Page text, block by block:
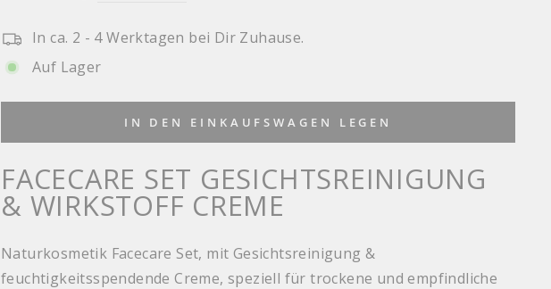
In ca. 2 - 4 Werktagen bei Dir Zuhause.
Auf Lager
IN DEN EINKAUFSWAGEN LEGEN
FACECARE SET GESICHTSREINIGUNG
& WIRKSTOFF CREME
Naturkosmetik Facecare Set, mit Gesichtsreinigung &
feuchtigkeitsspendende Creme, speziell für trockene und empfindliche